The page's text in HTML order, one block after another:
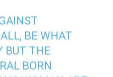
BE WHAT
BUT THE
BORN